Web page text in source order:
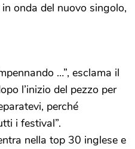
onda del nuovo singolo,
…”, esclama il
l’inizio del pezzo per
perché
i festival”.
nella top 30 inglese e